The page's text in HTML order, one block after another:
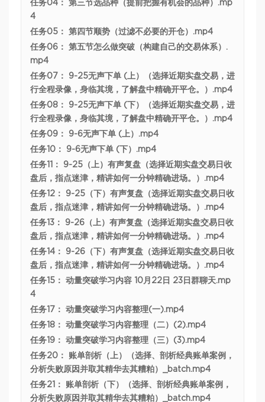
任务04： 第三节选品种（提前把握有机会的品种）.mp
4
任务05： 第四节顺势（过滤不必要的开仓）.mp4
任务06： 第五节怎么做突破（构建自己的交易体系）.
mp4
任务07： 9-25无声下单 (上）（选择近期实盘交易，进
行全程录像，身临其境，了解盘中精确开平仓。）.mp4
任务08： 9-25无声下单 (下）（选择近期实盘交易，进
行全程录像，身临其境，了解盘中精确开平仓。）.mp4
任务09： 9-6无声下单 (上）.mp4
任务10： 9-6无声下单 (下）.mp4
任务11： 9-25（上）有声复盘（选择近期实盘交易日收
盘后，指点迷津，精讲如何一分钟精确进场。）.mp4
任务12： 9-25（下）有声复盘（选择近期实盘交易日收
盘后，指点迷津，精讲如何一分钟精确进场。）.mp4
任务13： 9-26（上）有声复盘（选择近期实盘交易日收
盘后，指点迷津，精讲如何一分钟精确进场。）.mp4
任务14： 9-26（下）有声复盘（选择近期实盘交易日收
盘后，指点迷津，精讲如何一分钟精确进场。）.mp4
任务15： 动量突破学习内容 10月22日 23日群聊天.mp
4
任务17： 动量突破学习内容整理(一).mp4
任务18： 动量突破学习内容整理（二）(2).mp4
任务19： 动量突破学习内容整理（三）(3).mp4
任务20： 账单剖析（上）（选择、剖析经典账单案例，
分析失败原因并取其精华去其糟粕）_batch.mp4
任务21： 账单剖析（下）（选择、剖析经典账单案例，
分析失败原因并取其精华去其糟粕）_batch.mp4